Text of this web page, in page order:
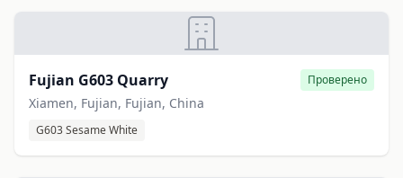
Fujian G603 Quarry Проверено
Xiamen, Fujian, Fujian, China
G603 Sesame White